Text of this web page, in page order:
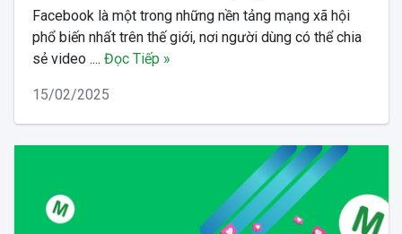
Facebook là một trong những nền tảng mạng xã hội
phổ biến nhất trên thế giới, nơi người dùng có thể chia
sẻ video .... Đọc Tiếp »
15/02/2025